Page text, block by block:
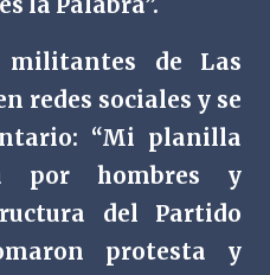
de Las
redes sociales y se
“Mi planilla
por hombres y
del Partido
protesta y